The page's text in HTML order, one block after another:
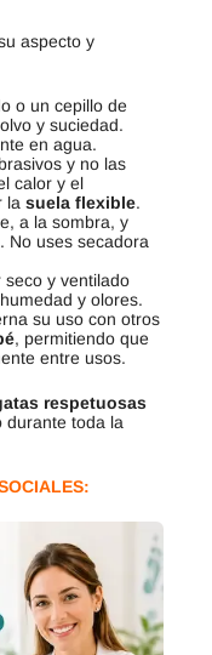
aspecto y
o un cepillo de
y suciedad.
en agua.
y no las
calor y el
la suela flexible.
a la sombra, y
No uses secadora
y ventilado
y olores.
su uso con otros
, permitiendo que
entre usos.
respetuosas
durante toda la